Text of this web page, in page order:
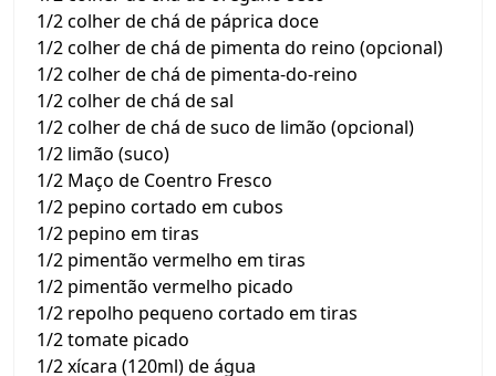
1/2 colher de chá de páprica doce
1/2 colher de chá de pimenta do reino (opcional)
1/2 colher de chá de pimenta-do-reino
1/2 colher de chá de sal
1/2 colher de chá de suco de limão (opcional)
1/2 limão (suco)
1/2 Maço de Coentro Fresco
1/2 pepino cortado em cubos
1/2 pepino em tiras
1/2 pimentão vermelho em tiras
1/2 pimentão vermelho picado
1/2 repolho pequeno cortado em tiras
1/2 tomate picado
1/2 xícara (120ml) de água